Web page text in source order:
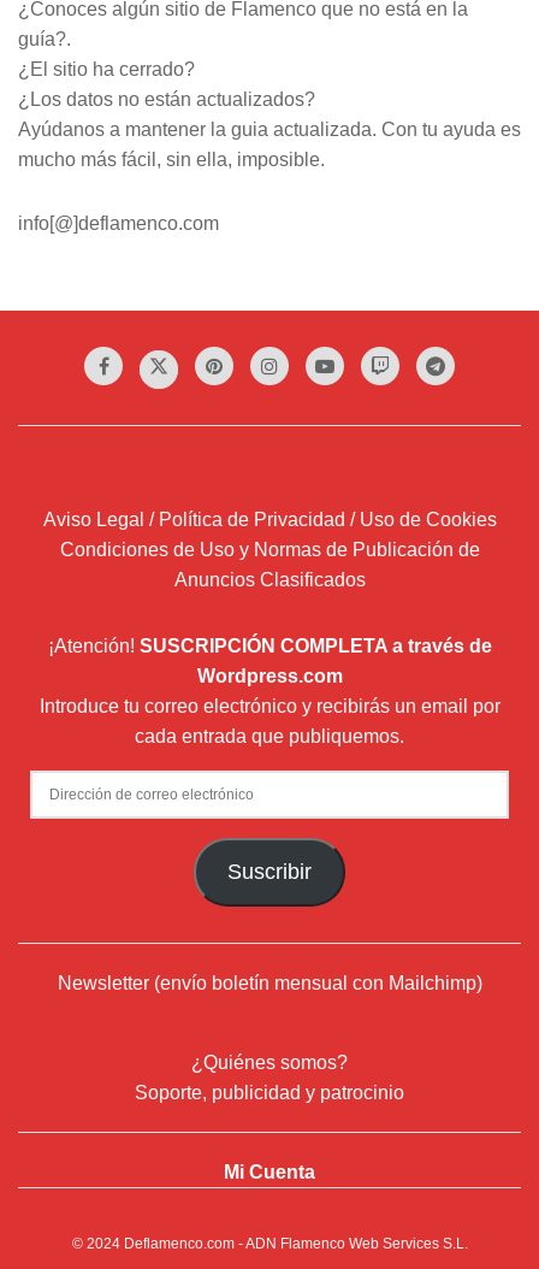
¿Conoces algún sitio de Flamenco que no está en la
guía?.
¿El sitio ha cerrado?
¿Los datos no están actualizados?
Ayúdanos a mantener la guia actualizada. Con tu ayuda es
mucho más fácil, sin ella, imposible.
info[@]deflamenco.com
Aviso Legal / Política de Privacidad / Uso de Cookies
Condiciones de Uso y Normas de Publicación de
Anuncios Clasificados
¡Atención! SUSCRIPCIÓN COMPLETA a través de
Wordpress.com
Introduce tu correo electrónico y recibirás un email por
cada entrada que publiquemos.
Dirección
de
Suscribir
Newsletter (envío boletín mensual con Mailchimp)
¿Quiénes somos?
Soporte, publicidad y patrocinio
Mi Cuenta
© 2024 Deflamenco.com- ADN Flamenco Web Services S.L.